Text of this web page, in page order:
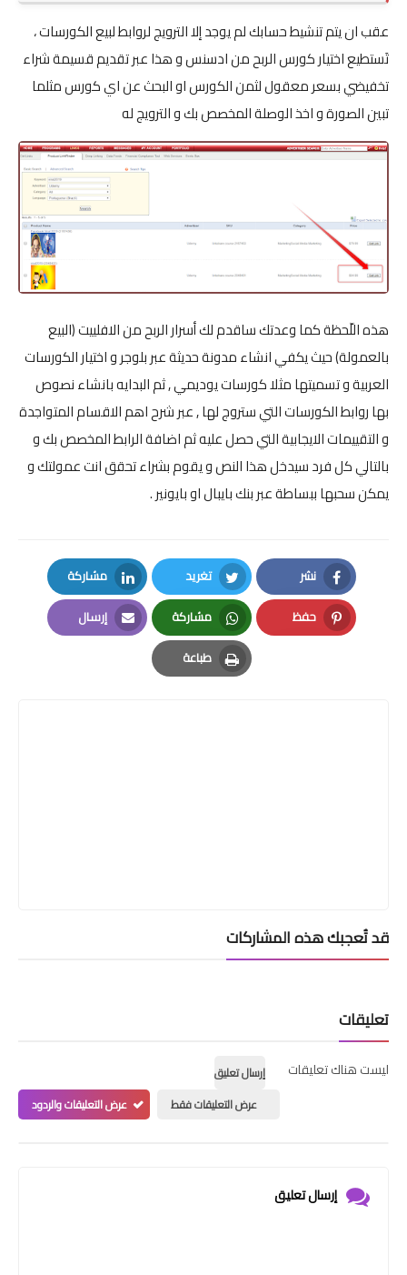
عقب ان يتم تنشيط حسابك لم يوجد إلا الترويج لروابط لبيع الكورسات ،
تَستطيع اختيار كورس الربح من ادسنس و هذا عبر تقديم قسيمة شراء
تخفيضي بسعر معقول لثمن الكورس او البحث عن اي كورس مثلما
تبين الصورة و اخذ الوصلة المخصص بك و الترويج له
هذه اللّحظة كما وعدتك ساقدم لك أسرار الربح من الافلييت (البيع
بالعمولة) حيث يكفي انشاء مدونة حديثة عبر بلوجر و اختيار الكورسات
العربية و تسميتها مثلا كورسات يوديمي , ثم البدايه بانشاء نصوص
بها روابط الكورسات التي ستروج لها , عبر شرح اهم الاقسام المتواجدة
و التقييمات الايجابية التي حصل عليه ثم اضافة الرابط المخصص بك و
بالتالي كل فرد سيدخل هذا النص و يقوم بشراء تحقق انت عمولتك و
يمكن سحبها ببساطة عبر بنك بايبال او بايونير .
نشر
Facebook
تغريد
Twitter
مشاركة
LinkedIn
حفظ
Pinterest
مشاركة
Whatsapp
إرسال
Email
طباعة
Print
قد تُعجبك هذه المشاركات
تعليقات
ليست هناك تعليقات
إرسال تعليق
عرض التعليقات فقط
عرض التعليقات والردود
إرسال تعليق